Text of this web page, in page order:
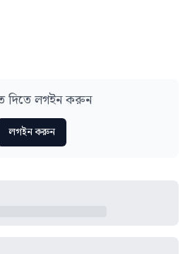
দিতে লগইন করুন
লগইন করুন